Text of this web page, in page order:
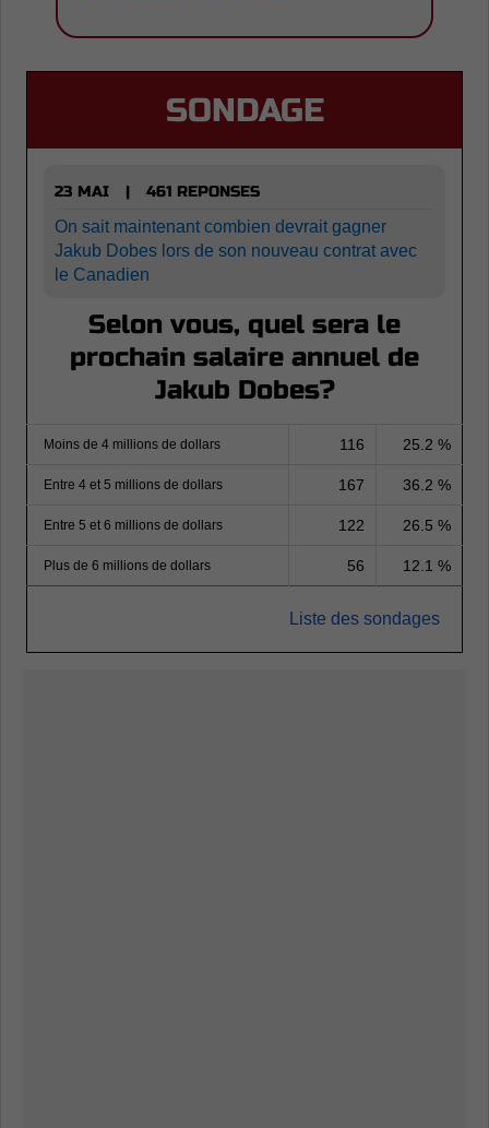
SONDAGE
23 MAI |
461 REPONSES
On sait maintenant combien devrait gagner
Jakub Dobes lors de son nouveau contrat avec
le Canadien
Selon vous, quel sera le
prochain salaire annuel de
Jakub Dobes?
Moins de 4 millions de dollars 116 25.2 %
Entre 4 et 5 millions de dollars 167 36.2 %
Entre 5 et 6 millions de dollars 122 26.5 %
Plus de 6 millions de dollars 56 12.1 %
Liste des sondages